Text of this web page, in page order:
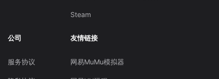
Steam
公司
服务协议
友情链接
网易MuMu模拟器